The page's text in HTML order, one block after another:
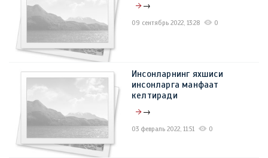
→
09 сентябрь 2022, 13:28 0
Инсонларнинг яхшиси
инсонларга манфаат
келтиради
→
03 февраль 2022, 11:51 0